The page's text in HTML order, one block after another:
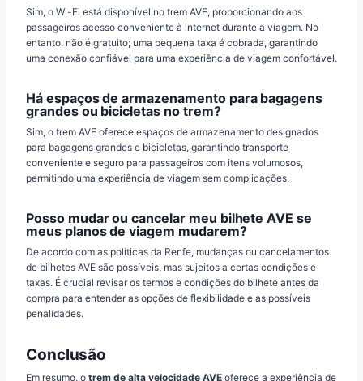
Sim, o Wi-Fi está disponível no trem AVE, proporcionando aos
passageiros acesso conveniente à internet durante a viagem. No
entanto, não é gratuito; uma pequena taxa é cobrada, garantindo
uma conexão confiável para uma experiência de viagem confortável.
Há espaços de armazenamento para bagagens
grandes ou bicicletas no trem?
Sim, o trem AVE oferece espaços de armazenamento designados
para bagagens grandes e bicicletas, garantindo transporte
conveniente e seguro para passageiros com itens volumosos,
permitindo uma experiência de viagem sem complicações.
Posso mudar ou cancelar meu bilhete AVE se
meus planos de viagem mudarem?
De acordo com as políticas da Renfe, mudanças ou cancelamentos
de bilhetes AVE são possíveis, mas sujeitos a certas condições e
taxas. É crucial revisar os termos e condições do bilhete antes da
compra para entender as opções de flexibilidade e as possíveis
penalidades.
Conclusão
Em resumo, o trem de alta velocidade AVE oferece a experiência de